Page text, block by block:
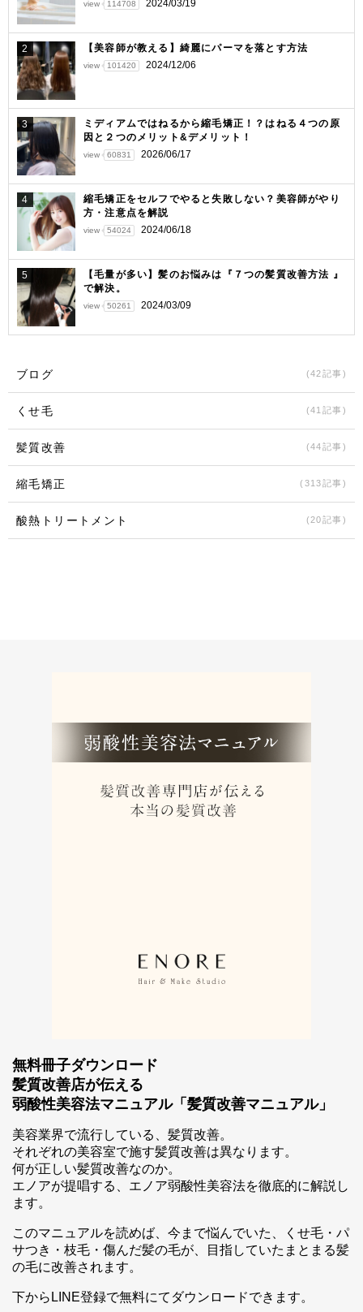
シ
ョ
ン
view 114708 2024/03/19
2 【美容師が教える】綺麗にパーマを落とす方法
view 101420 2024/12/06
3
ミディアムではねるから縮毛矯正！？はねる４つの原
因と２つのメリット&デメリット！
view 60831 2026/06/17
4
縮毛矯正をセルフでやると失敗しない？美容師がやり
方・注意点を解説
view 54024 2024/06/18
5
【毛量が多い】髪のお悩みは『７つの髪質改善方法 』
で解決。
view 50261 2024/03/09
ブログ (42記事)
くせ毛 (41記事)
髪質改善 (44記事)
縮毛矯正 (313記事)
酸熱トリートメント (20記事)
無料冊子ダウンロード
髪質改善店が伝える
弱酸性美容法マニュアル「髪質改善マニュアル」
美容業界で流行している、髪質改善。
それぞれの美容室で施す髪質改善は異なります。
何が正しい髪質改善なのか。
エノアが提唱する、エノア弱酸性美容法を徹底的に解説し
ます。
このマニュアルを読めば、今まで悩んでいた、くせ毛・パ
サつき・枝毛・傷んだ髪の毛が、目指していたまとまる髪
の毛に改善されます。
下からLINE登録で無料にてダウンロードできます。
スマホ公式アプリのご案内